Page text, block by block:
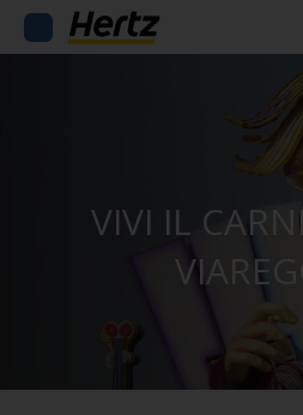
VIVI IL